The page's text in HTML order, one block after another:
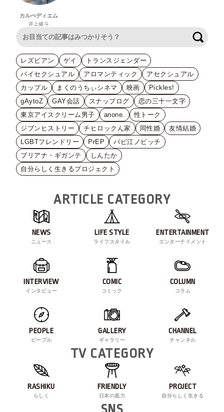
カルぺディエム
井上健斗
レズビアン ゲイ
トランスジェンダー
バイセクシュアル
アロマンティック
アセクシュアル
カップル
まくのうちぃシネマ 映画
Pickles!
gAytoZ
GAY会話 スナップログ
恋の三十一文字
東京アイスクリーム男子
anone.
性トーク
ジブンヒストリー
チヒロックん家 同性婚
友情結婚
LGBTフレンドリー
PrEP
バビ江ノビッチ
ブリアナ・ギガンテ
しんたか
自分らしく生きるプロジェクト
ARTICLE CATEGORY
NEWS
ニュース
LIFE STYLE
ライフスタイル
ENTERTAINMENT
エンターテイメント
INTERVIEW
インタビュー
COMIC
コミック
COLUMN
コラム
PEOPLE
ピープル
GALLERY
ギャラリー
CHANNEL
チャンネル
TV CATEGORY
RASHIKU
らしく
FRIENDLY
日本の底力
PROJECT
自分らしく生きる